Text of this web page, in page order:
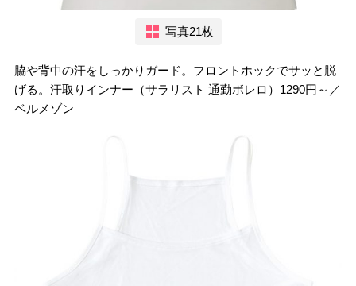
写真21枚
脇や背中の汗をしっかりガード。フロントホックでサッと脱
げる。汗取りインナー（サラリスト 通勤ボレロ）1290円～／
ベルメゾン